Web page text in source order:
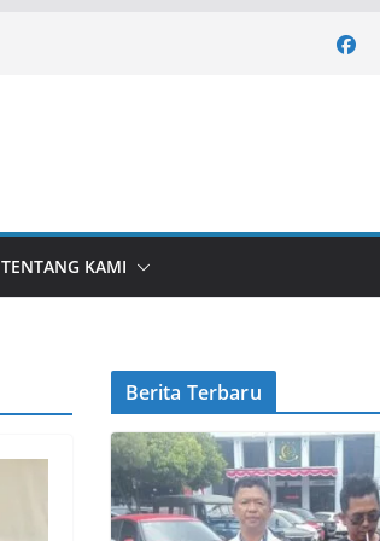
TENTANG KAMI
Berita Terbaru